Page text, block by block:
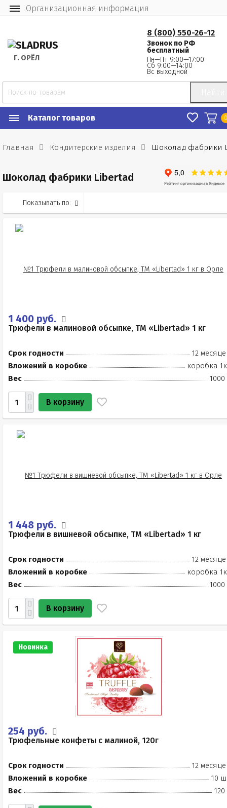
Организационная информация
Г. ОРЁЛ
8 (800) 550-26-12
Звонок по РФ
бесплатный
Пн—Пт 9:00—17:00
Сб 9:00—14:00
Вс выходной
Каталог товаров
Главная Кондитерские изделия Шоколад фабрики
Шоколад фабрики Libertad
Показывать по:
1 400 руб.
Трюфели в малиновой обсыпке, ТМ «Libertad» 1 кг
Срок годности
12
Вложений в коробке
коробка
Вес
1000
В корзину
1 448 руб.
Трюфели в вишневой обсыпке, ТМ «Libertad» 1 кг
Срок годности
12
Вложений в коробке
коробка
Вес
1000
В корзину
Новинка
254 руб.
Трюфельные конфеты с малиной, 120г
Срок годности
12
Вложений в коробке
10
Вес
120